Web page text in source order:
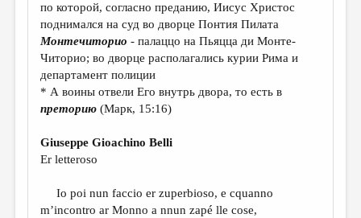
по которой, согласно преданию, Иисус Христос
поднимался на суд во дворце Понтия Пилата
Монтечиторио - палаццо на Пьяцца ди Монте-
Читорио; во дворце располагались курии Рима и
департамент полиции
* А воины отвели Его внутрь двора, то есть в
преторию(Марк, 15:16)
Giuseppe Gioachino Belli
Er letteroso
Io poi nun faccio er zuperbioso, e cquanno
m’incontro ar Monno a nnun zapé lle cose,